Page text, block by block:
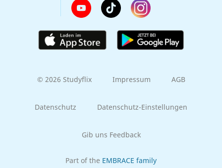
© 2026 Studyflix Impressum AGB
Datenschutz Datenschutz-Einstellungen
Gib uns Feedback
Part of the EMBRACE family